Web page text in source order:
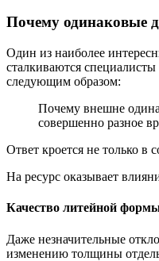
Почему одинаковые
Один из наиболее
сталкиваются
следующим образом:
Почему внешне
совершенно разное
Ответ кроется не только в
На ресурс оказывает
Качество литейной
Даже незначительные
изменению толщины